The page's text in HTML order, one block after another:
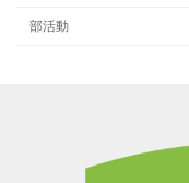
部活動